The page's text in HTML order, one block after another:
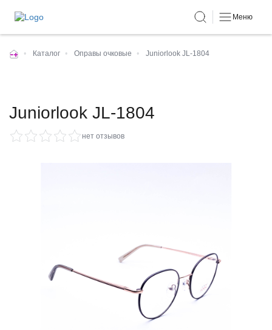
Меню
• Каталог • Оправы очковые • Juniorlook JL-1804
Juniorlook JL-1804
нет отзывов